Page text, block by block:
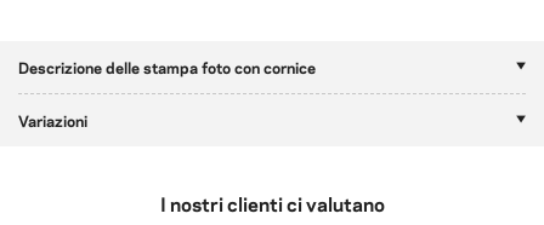
Descrizione delle stampa foto con cornice
Variazioni
I nostri clienti ci valutano